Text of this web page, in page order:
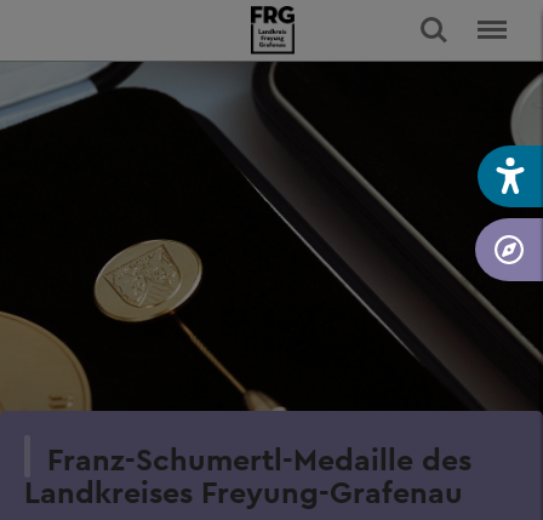
Franz-Schumertl-Medaille des
Landkreises Freyung-Grafenau